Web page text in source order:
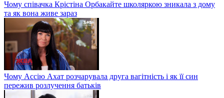
Чому співачка Крістіна Орбакайте школяркою зникала з дому
та як вона живе зараз
Чому Ассію Ахат розчарувала друга вагітність і як її син
пережив розлучення батьків